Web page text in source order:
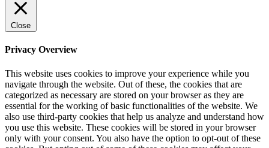
Close
Privacy Overview
This website uses cookies to improve your experience while you
navigate through the website. Out of these, the cookies that are
categorized as necessary are stored on your browser as they are
essential for the working of basic functionalities of the website. We
also use third-party cookies that help us analyze and understand how
you use this website. These cookies will be stored in your browser
only with your consent. You also have the option to opt-out of these